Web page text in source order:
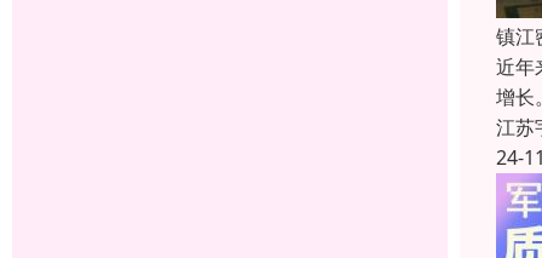
镇江
近年
增长
江苏
24-